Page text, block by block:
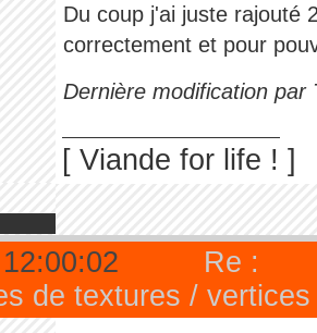
Du coup j'ai juste rajouté
correctement et pour
Dernière modification par
[ Viande for life ! ]
Re :
de textures /